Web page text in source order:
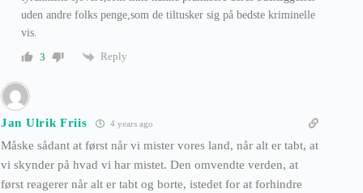
uden andre folks penge,som de tiltusker sig på bedste kriminelle
vis.
3
Reply
Jan Ulrik Friis 4 years ago
Måske sådant at først når vi mister vores land, når alt er tabt, at
vi skynder på hvad vi har mistet. Den omvendte verden, at
først reagerer når alt er tabt og borte, istedet for at forhindre